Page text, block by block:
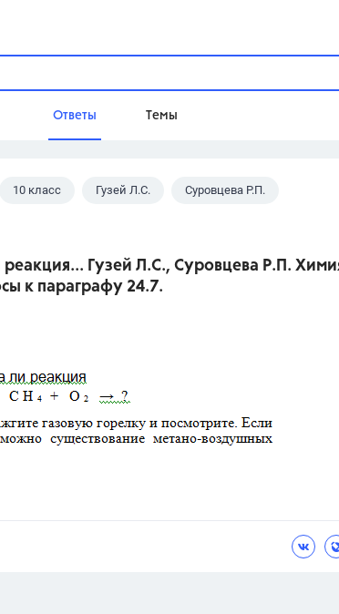
Ответы Темы
Домашнее задание
Школа
Цветков Л. А.
10 класс Гузей Л.С. Суровцева Р.П.
Гузей Л.С., Суровцева Р.П.
к параграфу 24.7.